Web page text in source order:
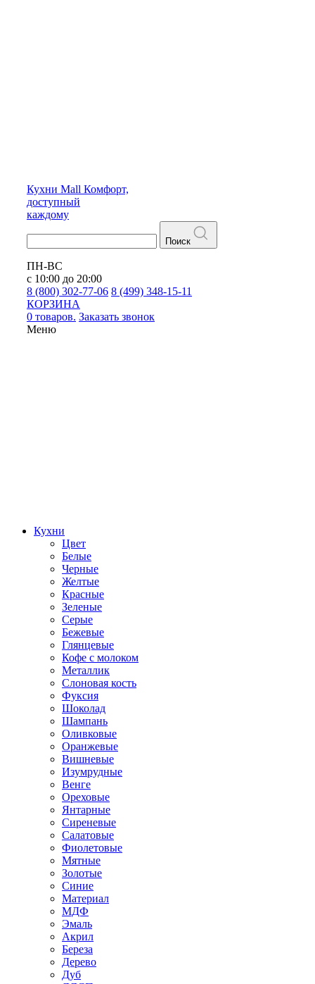
Кухни Mall Комфорт,
доступный
каждому
Поиск
ПН-ВС
с 10:00 до 20:00
8 (800) 302-77-06 8 (499) 348-15-11
КОРЗИНА
0 товаров. Заказать звонок
Меню
Кухни
Цвет
Белые
Черные
Желтые
Красные
Зеленые
Серые
Бежевые
Глянцевые
Кофе с молоком
Металлик
Слоновая кость
Фуксия
Шоколад
Шампань
Оливковые
Оранжевые
Вишневые
Изумрудные
Венге
Ореховые
Янтарные
Сиреневые
Салатовые
Фиолетовые
Мятные
Золотые
Синие
Материал
МДФ
Эмаль
Акрил
Береза
Дерево
Дуб